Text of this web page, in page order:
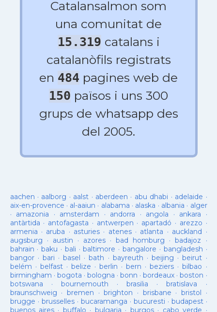
Catalansalmon som
una comunitat de
15.319 catalans i
catalanòfils registrats
en 484 pagines web de
150 països i uns 300
grups de whatsapp des
del 2005.
aachen · aalborg · aalst · aberdeen · abu dhabi · adelaide ·
aix-en-provence · al-aaiun · alabama · alaska · albania · alger
· amazonia · amsterdam · andorra · angola · ankara ·
antàrtida · antofagasta · antwerpen · apartadó · arezzo ·
armenia · aruba · asturies· atenes· atlanta · auckland ·
augsburg · austin · azores·bad homburg ·badajoz ·
bahrain ·baku · bali ·baltimore ·bangalore · bangladesh ·
bangor· bari ·basel ·bath · bayreuth ·beijing ·beirut ·
belém · belfast· belize · berlin ·bern ·beziers ·bilbao ·
birmingham · bogota · bologna ·bonn ·bordeaux ·boston ·
botswana · bournemouth ·brasilia ·bratislava ·
braunschweig · bremen ·brighton · brisbane · bristol ·
brugge · brusselles· bucaramanga · bucuresti · budapest·
buenos aires· buffalo · bulgaria · burgos· cabo verde ·